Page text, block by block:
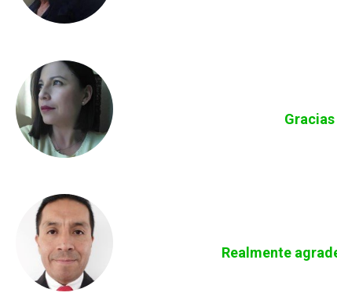
Realmente